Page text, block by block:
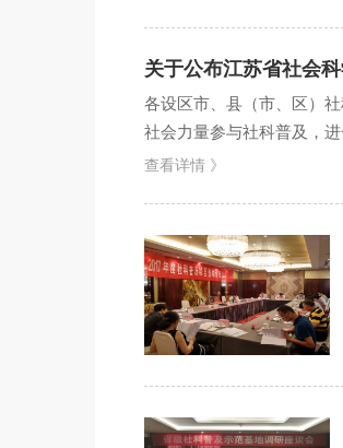
关于公布江苏省社会
各设区市、县（市、区）
社会力量参与社科普及，
建与管理办法》和《201...
查看详情 》